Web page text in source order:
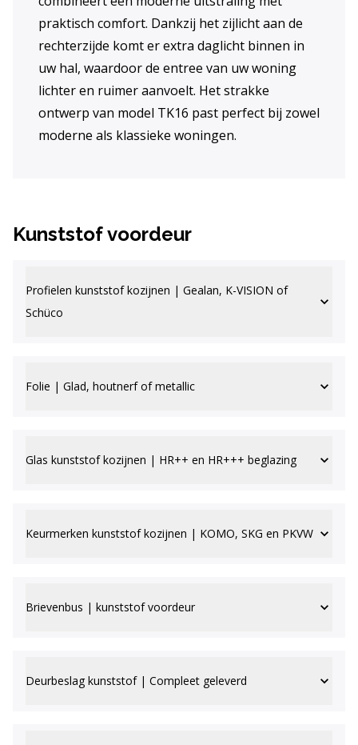
praktisch comfort. Dankzij het zijlicht aan de
rechterzijde komt er extra daglicht binnen in
uw hal, waardoor de entree van uw woning
lichter en ruimer aanvoelt. Het strakke
ontwerp van model TK16 past perfect bij zowel
moderne als klassieke woningen.
Kunststof voordeur
Profielen kunststof kozijnen | Gealan, K-VISION of
Schüco
Folie | Glad, houtnerf of metallic
Glas kunststof kozijnen | HR++ en HR+++ beglazing
Keurmerken kunststof kozijnen | KOMO, SKG en PKVW
Brievenbus | kunststof voordeur
Deurbeslag kunststof | Compleet geleverd